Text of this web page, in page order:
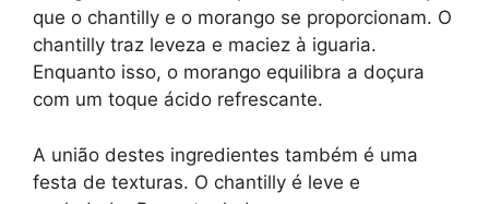
que o chantilly e o morango se proporcionam. O
chantilly traz leveza e maciez à iguaria.
Enquanto isso, o morango equilibra a doçura
com um toque ácido refrescante.
A união destes ingredientes também é uma
festa de texturas. O chantilly é leve e